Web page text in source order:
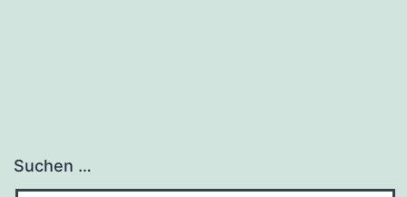
Suchen …